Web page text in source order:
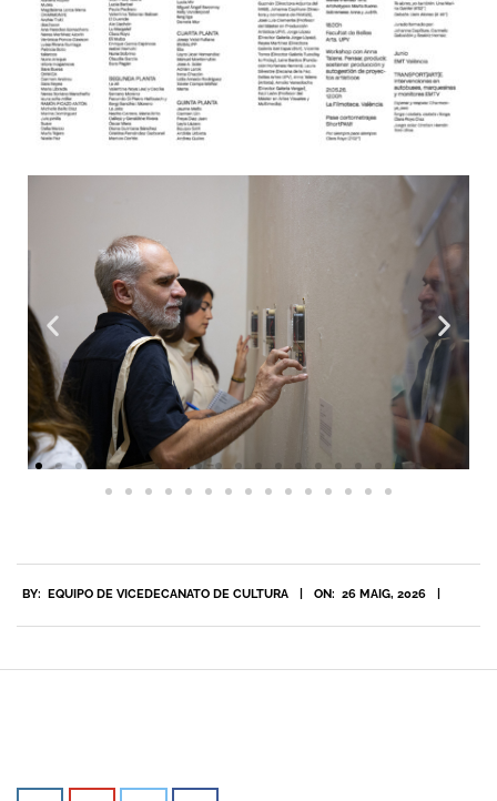
BY: EQUIPO DE VICEDECANATO DE CULTURA ON: 26 MAIG, 2026